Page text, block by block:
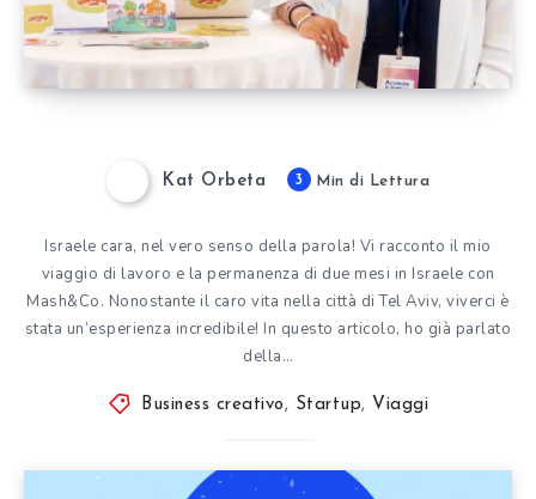
Kat Orbeta 3 Min di Lettura
Israele cara, nel vero senso della parola! Vi racconto il mio
viaggio di lavoro e la permanenza di due mesi in Israele con
Mash&Co. Nonostante il caro vita nella città di Tel Aviv, viverci è
stata un’esperienza incredibile! In questo articolo, ho già parlato
della…
Business creativo , Startup, Viaggi